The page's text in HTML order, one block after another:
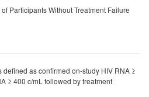
Participants Without Treatment Failure
defined as confirmed on-study HIV RNA ≥
≥ 400 c/mL followed by treatment